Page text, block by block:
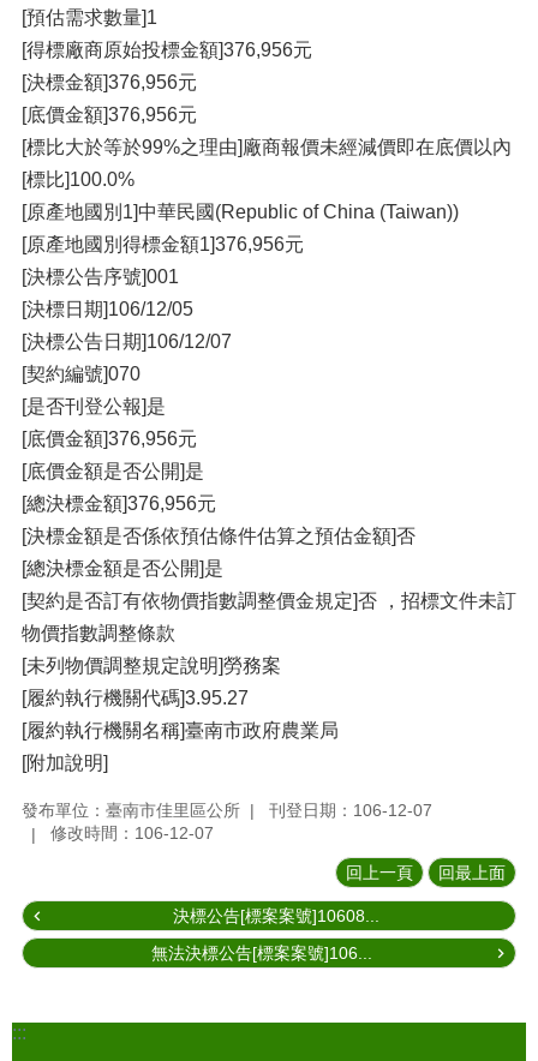
[預估需求數量]1
[得標廠商原始投標金額]376,956元
[決標金額]376,956元
[底價金額]376,956元
[標比大於等於99%之理由]廠商報價未經減價即在底價以內
[標比]100.0%
[原產地國別1]中華民國(Republic of China (Taiwan))
[原產地國別得標金額1]376,956元
[決標公告序號]001
[決標日期]106/12/05
[決標公告日期]106/12/07
[契約編號]070
[是否刊登公報]是
[底價金額]376,956元
[底價金額是否公開]是
[總決標金額]376,956元
[決標金額是否係依預估條件估算之預估金額]否
[總決標金額是否公開]是
[契約是否訂有依物價指數調整價金規定]否 ，招標文件未訂
物價指數調整條款
[未列物價調整規定說明]勞務案
[履約執行機關代碼]3.95.27
[履約執行機關名稱]臺南市政府農業局
[附加說明]
發布單位：臺南市佳里區公所
刊登日期：106-12-07
修改時間：106-12-07
回上一頁 回最上面
決標公告[標案案號]10608...
無法決標公告[標案案號]106...
:::